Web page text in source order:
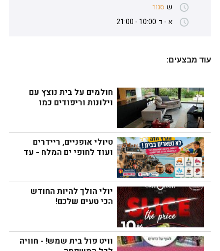
ש סגור
א - ד 10:00 - 21:00
עוד מבצעים:
הכי טעים שלכם!